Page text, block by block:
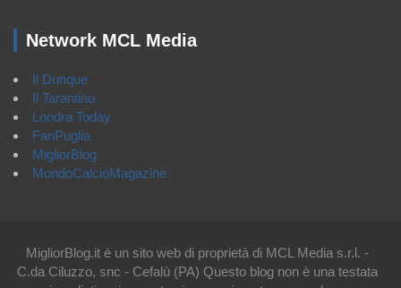
Network MCL Media
Il Dunque
Il Tarantino
Londra Today
FanPuglia
MigliorBlog
MondoCalcioMagazine
MigliorBlog.it è un sito web di proprietà di MCL Media s.r.l. -
C.da Ciluzzo, snc - Cefalù (PA) Questo blog non è una testata